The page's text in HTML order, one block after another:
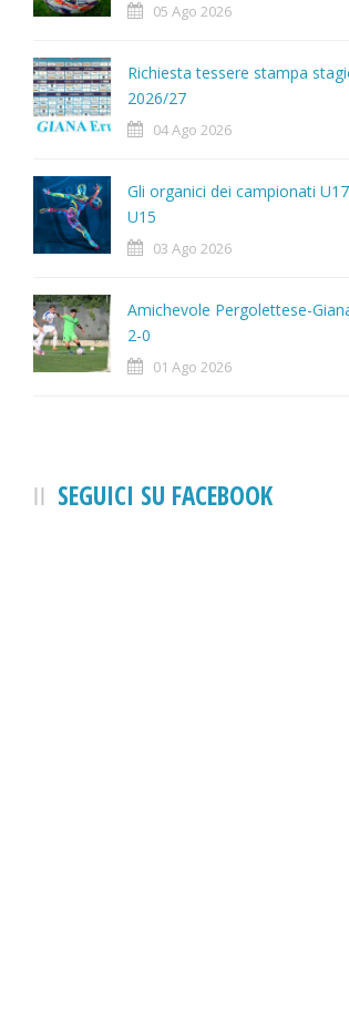
05 Ago 2026
Richiesta tessere stampa
2026/27
04 Ago 2026
Gli organici dei campionati
U15
03 Ago 2026
Amichevole Pergolettese-
2-0
01 Ago 2026
SEGUICI SU FACEBOOK